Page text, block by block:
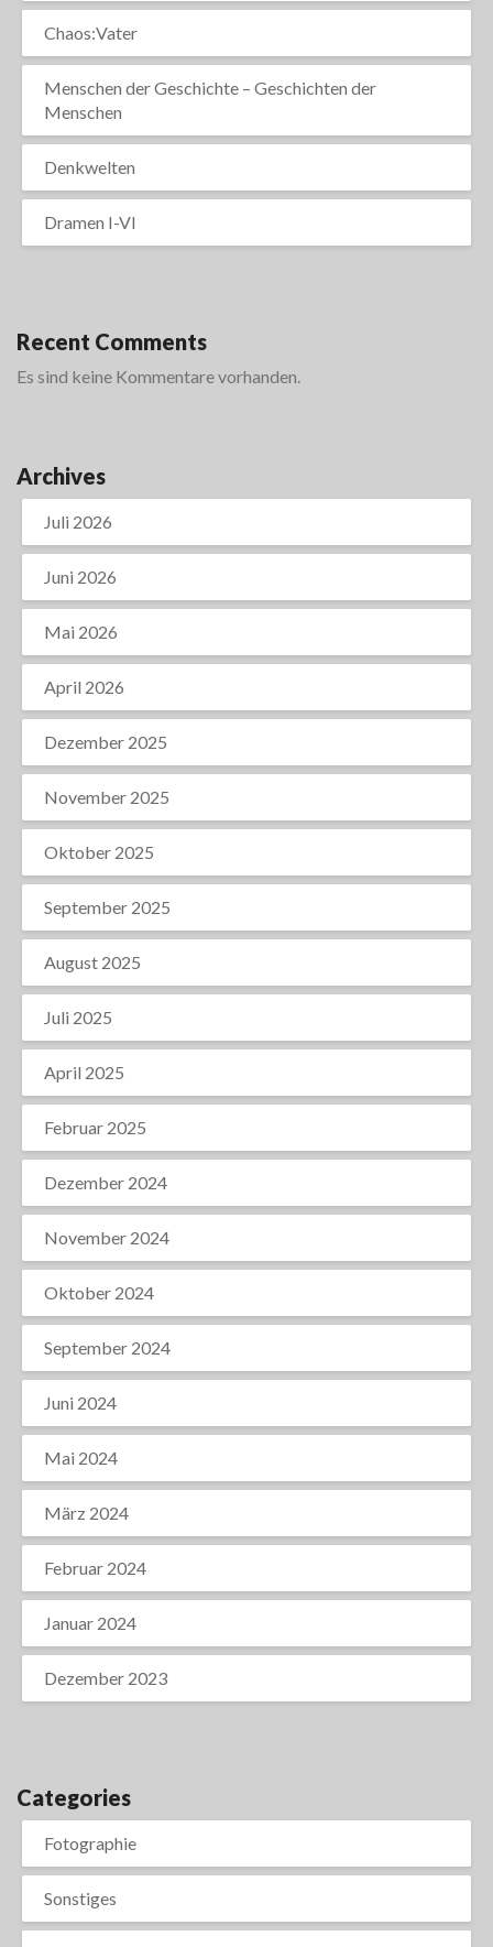
Chaos:Vater
Menschen der Geschichte – Geschichten der
Menschen
Denkwelten
Dramen I-VI
Recent Comments
Es sind keine Kommentare vorhanden.
Archives
Juli 2026
Juni 2026
Mai 2026
April 2026
Dezember 2025
November 2025
Oktober 2025
September 2025
August 2025
Juli 2025
April 2025
Februar 2025
Dezember 2024
November 2024
Oktober 2024
September 2024
Juni 2024
Mai 2024
März 2024
Februar 2024
Januar 2024
Dezember 2023
Categories
Fotographie
Sonstiges